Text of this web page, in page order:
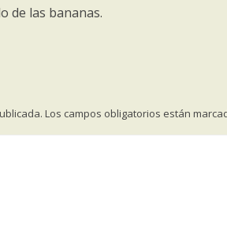
de las bananas.
Los campos obligatorios están